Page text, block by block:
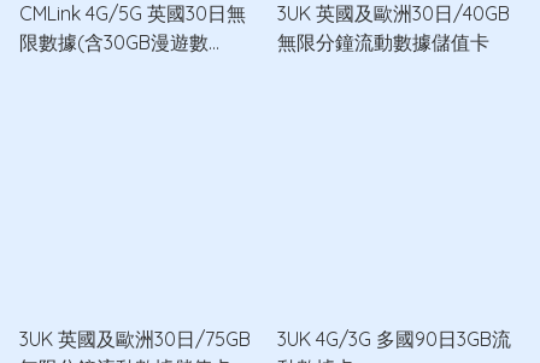
CMLink 4G/5G 英國30日無
限數據(含30GB漫遊數
3UK 英國及歐洲30日/40GB
無限分鐘流動數據儲值卡
3UK 英國及歐洲30日/75GB
3UK 4G/3G 多國90日3GB流